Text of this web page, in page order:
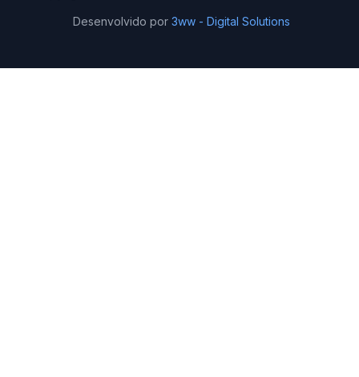
Desenvolvido por 3ww - Digital Solutions